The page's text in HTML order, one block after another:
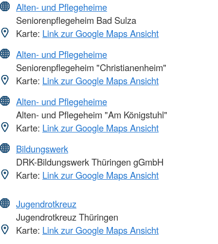
Alten- und Pflegeheime
Seniorenpflegeheim Bad Sulza
Karte: Link zur Google Maps Ansicht
Alten- und Pflegeheime
Seniorenpflegeheim "Christianenheim"
Karte: Link zur Google Maps Ansicht
Alten- und Pflegeheime
Alten- und Pflegeheim "Am Königstuhl"
Karte: Link zur Google Maps Ansicht
Bildungswerk
DRK-Bildungswerk Thüringen gGmbH
Karte: Link zur Google Maps Ansicht
Jugendrotkreuz
Jugendrotkreuz Thüringen
Karte: Link zur Google Maps Ansicht